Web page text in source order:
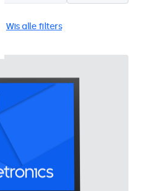
Wis alle filters